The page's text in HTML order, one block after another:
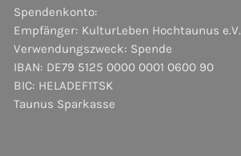
Spendenkonto:
Empfänger: KulturLeben Hochtaunus e.V.
Verwendungszweck: Spende
IBAN: DE79 5125 0000 0001 0600 90
BIC: HELADEF1TSK
Taunus Sparkasse